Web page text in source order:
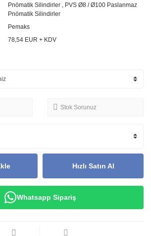
Pnömatik Silindirler , PVS Ø8 / Ø100 Paslanmaz
Pnömatik Silindirler
Pemaks
78,54 EUR + KDV
Stok Sorunuz
Hızlı Satın Al
Whatsapp Sipariş